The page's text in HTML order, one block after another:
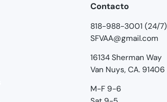
Contacto
818-988-3001 (24/7)
SFVAA@gmail.com
16134 Sherman Way
Van Nuys, CA. 91406
M-F 9-6